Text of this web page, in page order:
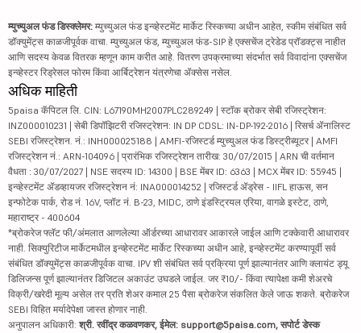
म्युच्युअल फंड डिस्क्लेमर: म्युच्युअल फंड इन्व्हेस्टमेंट मार्केट रिस्कच्या अधीन आहेत, स्कीम संबंधित सर्व
डॉक्युमेंट्स काळजीपूर्वक वाचा. म्युच्युअल फंड, म्युच्युअल फंड-SIP हे एक्सचेंज ट्रेडेड प्रॉडक्ट्स नाहीत
आणि सदस्य केवळ वितरक म्हणून काम करीत आहे. वितरण उपक्रमाच्या संदर्भात सर्व विवादांना एक्सचेंज
इन्व्हेस्टर रिड्रेसल फोरम किंवा आर्बिट्रेशन यंत्रणेचा ॲक्सेस नसेल.
अधिक माहिती
5paisa कॅपिटल लि. CIN: L67190MH2007PLC289249 | स्टॉक ब्रोकर सेबी रजिस्ट्रेशन:
INZ000010231 | सेबी डिपॉझिटरी रजिस्ट्रेशन: IN DP CDSL: IN-DP-192-2016 | रिसर्च ॲनालिस्ट
SEBI रजिस्ट्रेशन. नं.: INH000025188 | AMFI-रजिस्टर्ड म्युच्युअल फंड डिस्ट्रीब्यूटर | AMFI
रजिस्ट्रेशन नं.: ARN-104096 | प्रारंभिक रजिस्ट्रेशन तारीख: 30/07/2015 | ARN ची वर्तमान
वैधता : 30/07/2027 | NSE सदस्य ID: 14300 | BSE मेंबर ID: 6363 | MCX मेंबर ID: 55945 |
इन्व्हेस्टमेंट ॲडव्हायजर रजिस्ट्रेशन नं: INA000014252 | रजिस्टर्ड ॲड्रेस - IIFL हाऊस, सन
इन्फोटेक पार्क, रोड नं. 16V, प्लॉट नं. B-23, MIDC, ठाणे इंडस्ट्रियल एरिया, वागळे इस्टेट, ठाणे,
महाराष्ट्र - 400604
*ब्रोकरेज फ्लॅट फी/अंमलात आणलेल्या ऑर्डरच्या आधारावर आकारले जाईल आणि टक्केवारी आधारावर
नाही. सिक्युरिटीज मार्केटमधील इन्व्हेस्टमेंट मार्केट रिस्कच्या अधीन आहे, इन्व्हेस्टमेंट करण्यापूर्वी सर्व
संबंधित डॉक्युमेंट्स काळजीपूर्वक वाचा. IPV शी संबंधित सर्व प्रक्रिया पूर्ण झाल्यानंतर आणि क्लायंट ड्यू
डिलिजन्स पूर्ण झाल्यानंतर डिजिटल अकाउंट उघडले जाईल. जर ₹10/- किंवा त्यापेक्षा कमी शेअरचे
विक्री/खरेदी मूल्य असेल तर प्रति शेअर कमाल 25 पैसा ब्रोकरेज संकलित केले जाऊ शकते. ब्रोकरेज
SEBI विहित मर्यादेपेक्षा जास्त होणार नाही.
अनुपालन अधिकारी: श्री. रवींद्र कळवणकर, ईमेल: support@5paisa.com, सपोर्ट डेस्क